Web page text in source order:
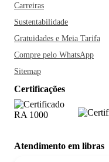
Carreiras
Sustentabilidade
Gratuidades e Meia Tarifa
Compre pelo WhatsApp
Sitemap
Certificações
Atendimento em libras